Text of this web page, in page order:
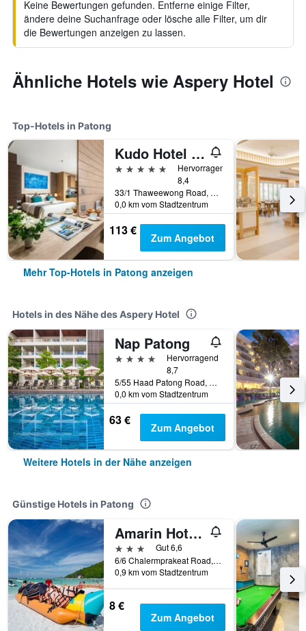
Keine Bewertungen gefunden. Entferne einige Filter,
ändere deine Suchanfrage oder lösche alle Filter, um dir
die Bewertungen anzeigen zu lassen.
Ähnliche Hotels wie Aspery Hotel
Top-Hotels in Patong
Kudo Hotel & Beach Club (Adults Only)
5 Sterne
Hervorragend
8,4
33/1 Thaweewong Road, Patong, Thailand
0,0 km vom Stadtzentrum
113 € Zum Angebot
Mehr Top-Hotels in Patong anzeigen
Hotels in des Nähe des Aspery Hotel
Nap Patong
4 Sterne
Hervorragend
8,7
5/55 Haad Patong Road, Patong, Thailand
0,0 km vom Stadtzentrum
63 € Zum Angebot
Weitere Hotels in der Nähe anzeigen
Günstige Hotels in Patong
Amarin Hotel Patong
3 Sterne
Gut 6,6
6/6 Chalermprakeat Road, Soi-Eden, Patong Beach, Patong, Thailand
0,9 km vom Stadtzentrum
8 €
Zum Angebot